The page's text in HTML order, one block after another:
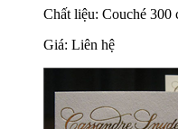
Chất liệu: Couché 300
Giá: Liên hệ